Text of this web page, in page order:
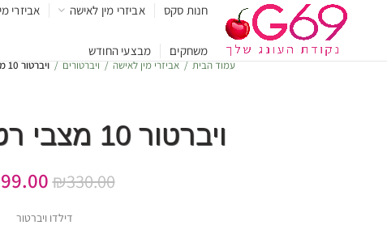
חנות סקס אביזרי מין לאישה אביזרי
משחקים מבצעי החודש
עמוד הבית אביזרי מין לאישה ויברטורים ויברטור 10 מצבי רטט מסיליקון
ויברטור 10 מצבי רטט מסיליקון
₪330.00
דילדו ויברטור